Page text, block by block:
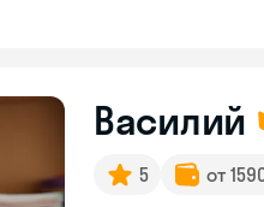
Василий
5 от